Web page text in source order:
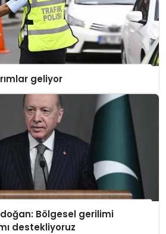
geliyor
Bölgesel gerilimi
destekliyoruz